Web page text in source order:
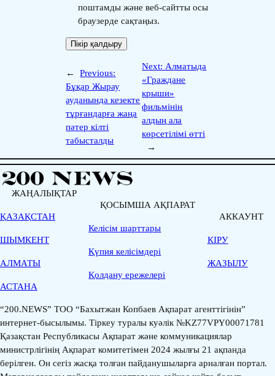
поштамды және веб-сайтты осы
браузерде сақтаңыз.
←
Previous:
Бұқар Жырау
ауданында кезекте
тұрғандарға жаңа
пәтер кілті
табысталды
Next: Алматыда
«Граждане
крыши»
фильмінің
алдың ала
көрсетілімі өтті
→
ЖАҢАЛЫҚТАР
ҚАЗАҚСТАН
ШЫМКЕНТ
АЛМАТЫ
АСТАНА
ҚОСЫМША АҚПАРАТ
Келісім шарттары
Қүпия келісімдері
Қолдану ережелері
АККАУНТ
КІРУ
ЖАЗЫЛУ
“200.NEWS” ТОО “Бахытжан Копбаев Ақпарат агенттігінін”
интернет-бысылымы. Тіркеу туралы куәлік №KZ77VPY00071781
Қазақстан Республикасы Ақпарат және коммуникациялар
министрлігінің Ақпарат комитетімен 2024 жылғы 21 ақпанда
берілген. Он сегіз жасқа толған пайданушыларға арналған портал.